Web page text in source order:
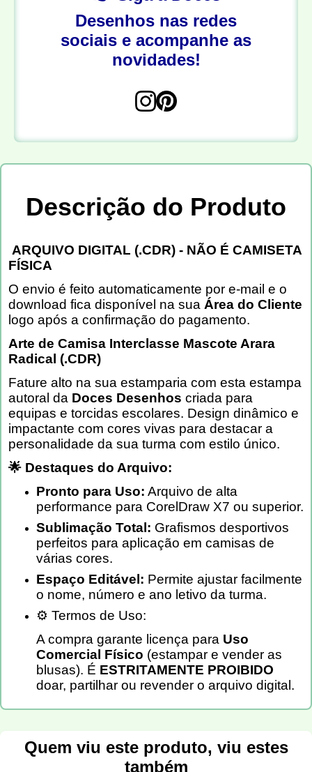
Desenhos nas redes
sociais e acompanhe as
novidades!
Descrição do Produto
ARQUIVO DIGITAL (.CDR) - NÃO É CAMISETA
FÍSICA
O envio é feito automaticamente por e-mail e o
download fica disponível na sua Área do Cliente
logo após a confirmação do pagamento.
Arte de Camisa Interclasse Mascote Arara
Radical (.CDR)
Fature alto na sua estamparia com esta estampa
autoral da Doces Desenhos criada para
equipas e torcidas escolares. Design dinâmico e
impactante com cores vivas para destacar a
personalidade da sua turma com estilo único.
🌟 Destaques do Arquivo:
Pronto para Uso: Arquivo de alta
performance para CorelDraw X7 ou superior.
Sublimação Total: Grafismos desportivos
perfeitos para aplicação em camisas de
várias cores.
Espaço Editável: Permite ajustar facilmente
o nome, número e ano letivo da turma.
⚙️ Termos de Uso:
A compra garante licença para Uso
Comercial Físico (estampar e vender as
blusas). É ESTRITAMENTE PROIBIDO
doar, partilhar ou revender o arquivo digital.
Quem viu este produto, viu estes
também